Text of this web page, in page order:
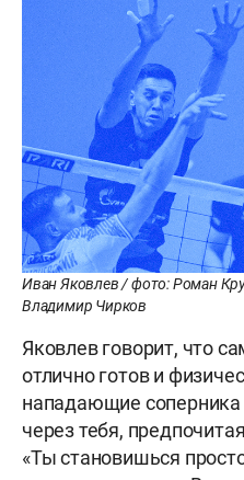
Иван Яковлев / фото: Роман
Владимир Чирков
Яковлев говорит, что
отлично готов и
нападающие соперника
через тебя,
«Ты становишься